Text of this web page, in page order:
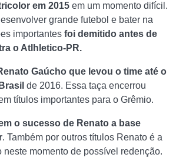
em 2015 em um momento difícil.
grande futebol e bater na
importantes foi demitido antes de
o Atlhletico-PR.
Gaúcho que levou o time até o
de 2016. Essa taça encerrou
títulos importantes para o Grêmio.
o sucesso de Renato a base
. Também por outros títulos Renato é a
neste momento de possível redenção.